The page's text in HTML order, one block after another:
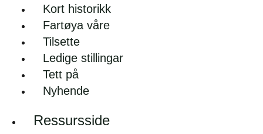
Kort historikk
Fartøya våre
Tilsette
Ledige stillingar
Tett på
Nyhende
Ressursside